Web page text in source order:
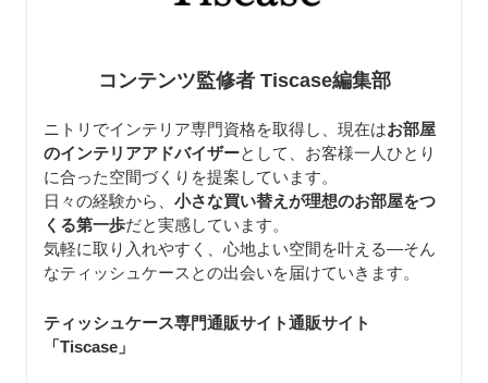
コンテンツ監修者 Tiscase編集部
ニトリでインテリア専門資格を取得し、現在はお部屋
のインテリアアドバイザーとして、お客様一人ひとり
に合った空間づくりを提案しています。
日々の経験から、 小さな買い替えが理想のお部屋をつ
くる第一歩だと実感しています。
気軽に取り入れやすく、心地よい空間を叶える—そん
なティッシュケースとの出会いを届けていきます。
ティッシュケース専門通販サイト通販サイト
「Tiscase 」